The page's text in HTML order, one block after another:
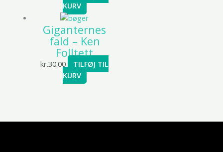
KURV
Giganternes
fald – Ken
Folltett
kr.30.00
TILFØJ TIL
KURV